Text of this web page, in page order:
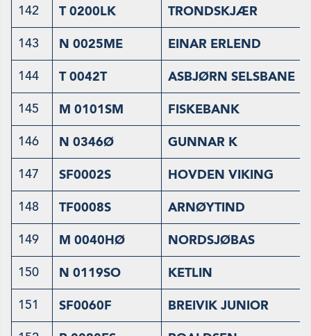
142 T 0200LK TRONDSKJÆR
143 N 0025ME EINAR ERLEND
144 T 0042T ASBJØRN SELSBANE
145 M 0101SM FISKEBANK
146 N 0346Ø GUNNAR K
147 SF0002S HOVDEN VIKING
148 TF0008S ARNØYTIND
149 M 0040HØ NORDSJØBAS
150 N 0119SO KETLIN
151 SF0060F BREIVIK JUNIOR